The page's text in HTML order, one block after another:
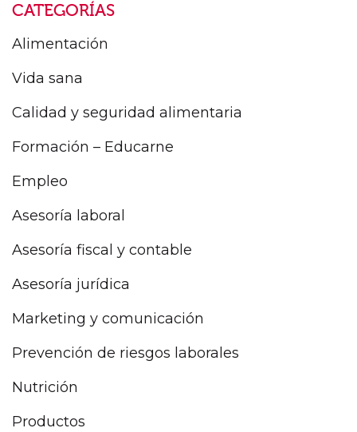
CATEGORÍAS
Alimentación
Vida sana
Calidad y seguridad alimentaria
Formación – Educarne
Empleo
Asesoría laboral
Asesoría fiscal y contable
Asesoría jurídica
Marketing y comunicación
Prevención de riesgos laborales
Nutrición
Productos